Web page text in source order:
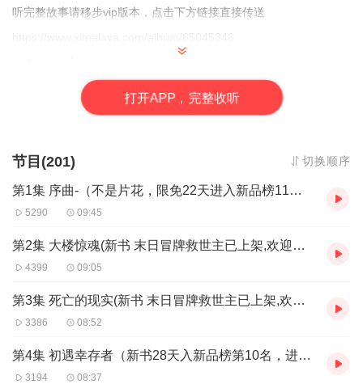
听完整故事请移步vip版本，点击下方链接直接传送
末日来临，丧尸遍地，全球沦陷。
残存的人类在这末世之中挣扎求生。无时无刻
都要面临丧尸，怪物的侵袭，甚至，同类间的弱
打开APP，完整收听
节目(201) 切换顺序
第1集 序曲-（不是片花，限免22天进入新品榜11名，感谢老铁们的喜爱~）
5290 09:45
第2集 大楼惊魂(新书 末日冒牌救世主已上架,欢迎移步收听)
4399 09:05
第3集 死亡的现实(新书 末日冒牌救世主已上架,欢迎移步收听)
3386 08:52
第4集 初遇幸存者（新书28天入新品榜第10名，进入王牌推荐榜，感谢各位听友捧场！）
3194 08:37